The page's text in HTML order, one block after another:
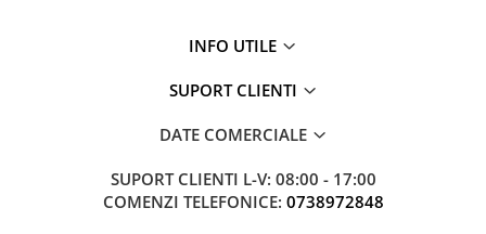
INFO UTILE
SUPORT CLIENTI
DATE COMERCIALE
SUPORT CLIENTI L-V: 08:00 - 17:00
COMENZI TELEFONICE: 0738972848